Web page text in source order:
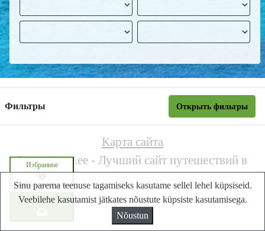
Фильтры Открыть фильтры
Запросите цену
Избранное
Карта сайта
Lastminute.ee - Лучший сайт путешествий в
Sinu parema teenuse tagamiseks kasutame sellel lehel küpsiseid.
Veebilehe kasutamist jätkates nõustute küpsiste kasutamisega.
Nõustun